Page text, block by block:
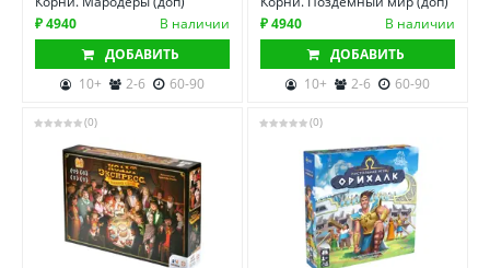
₽ 4940
В наличии
ДОБАВИТЬ
10+
2-6 60-90
₽ 4940
В наличии
ДОБАВИТЬ
10+
2-6 60-90
(0) (0)